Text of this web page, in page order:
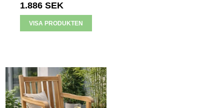
1.886 SEK
VISA PRODUKTEN